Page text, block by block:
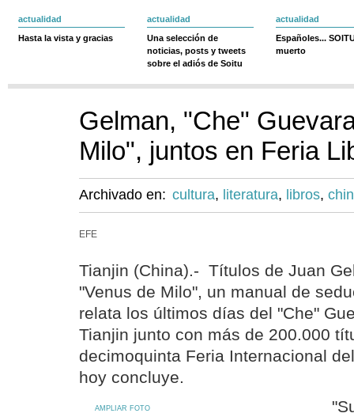
actualidad
Hasta la vista y gracias
actualidad
Una selección de
noticias, posts y tweets
sobre el adiós de Soitu
actualidad
Españoles...
muerto
Gelman, "Che"
Milo", juntos en Feria
Archivado en: cultura, literatura, libros,
EFE
Tianjin (China).- Títulos de Juan
"Venus de Milo", un manual de
relata los últimos días del "Che"
Tianjin junto con más de 200.000
decimoquinta Feria Internacional
hoy concluye.
AMPLIAR FOTO